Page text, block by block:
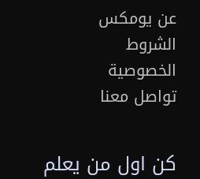
عن يومكس
الشروط
الخصوصية
تواصل معنا
كن اول من يعلم